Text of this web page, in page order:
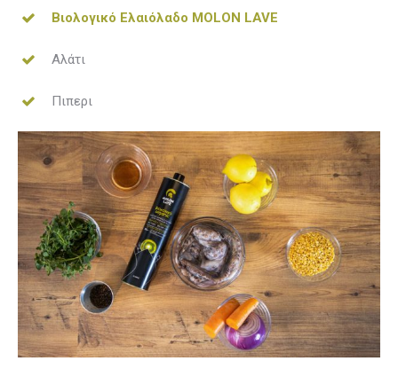
Βιολογικό Ελαιόλαδο MOLON LAVE
Αλάτι
Πιπερι